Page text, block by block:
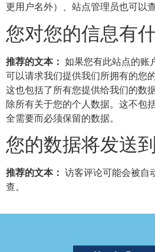
更用户名外）、站点管理员也可以
您对您的信息有
推荐的文本： 如果您有此站点的账
可以请求我们提供我们所拥有的您
这也包括了所有您提供给我们的数
除所有关于您的个人数据。这不包
全需要而必须保留的数据。
您的数据将发送
推荐的文本： 访客评论可能会被自
查。